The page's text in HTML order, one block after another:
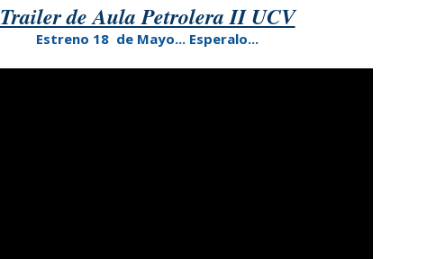
Trailer de Aula Petrolera II UCV
Estreno 18 de Mayo... Esperalo...